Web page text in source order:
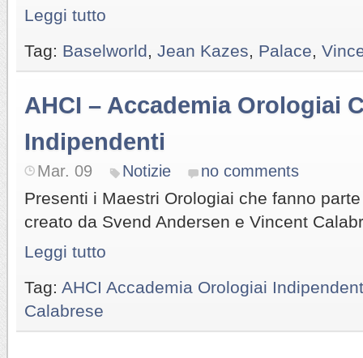
Leggi tutto
Tag: Baselworld Jean Kazes Palace
AHCI – Accademia Orologiai
Indipendenti
Mar. 09 Notizie no comments
Presenti i Maestri Orologiai che fanno
creato da Svend Andersen e Vincent
Leggi tutto
Tag: AHCI Accademia Orologiai
Calabrese